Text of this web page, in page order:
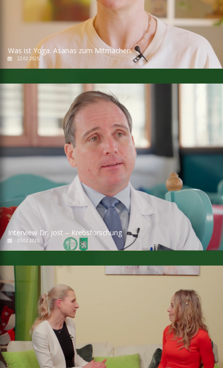
Was ist Yoga. Asanas zum Mitmachen.
22.02.2025
Interview Dr. Jost – Krebsforschung
05.02.2025